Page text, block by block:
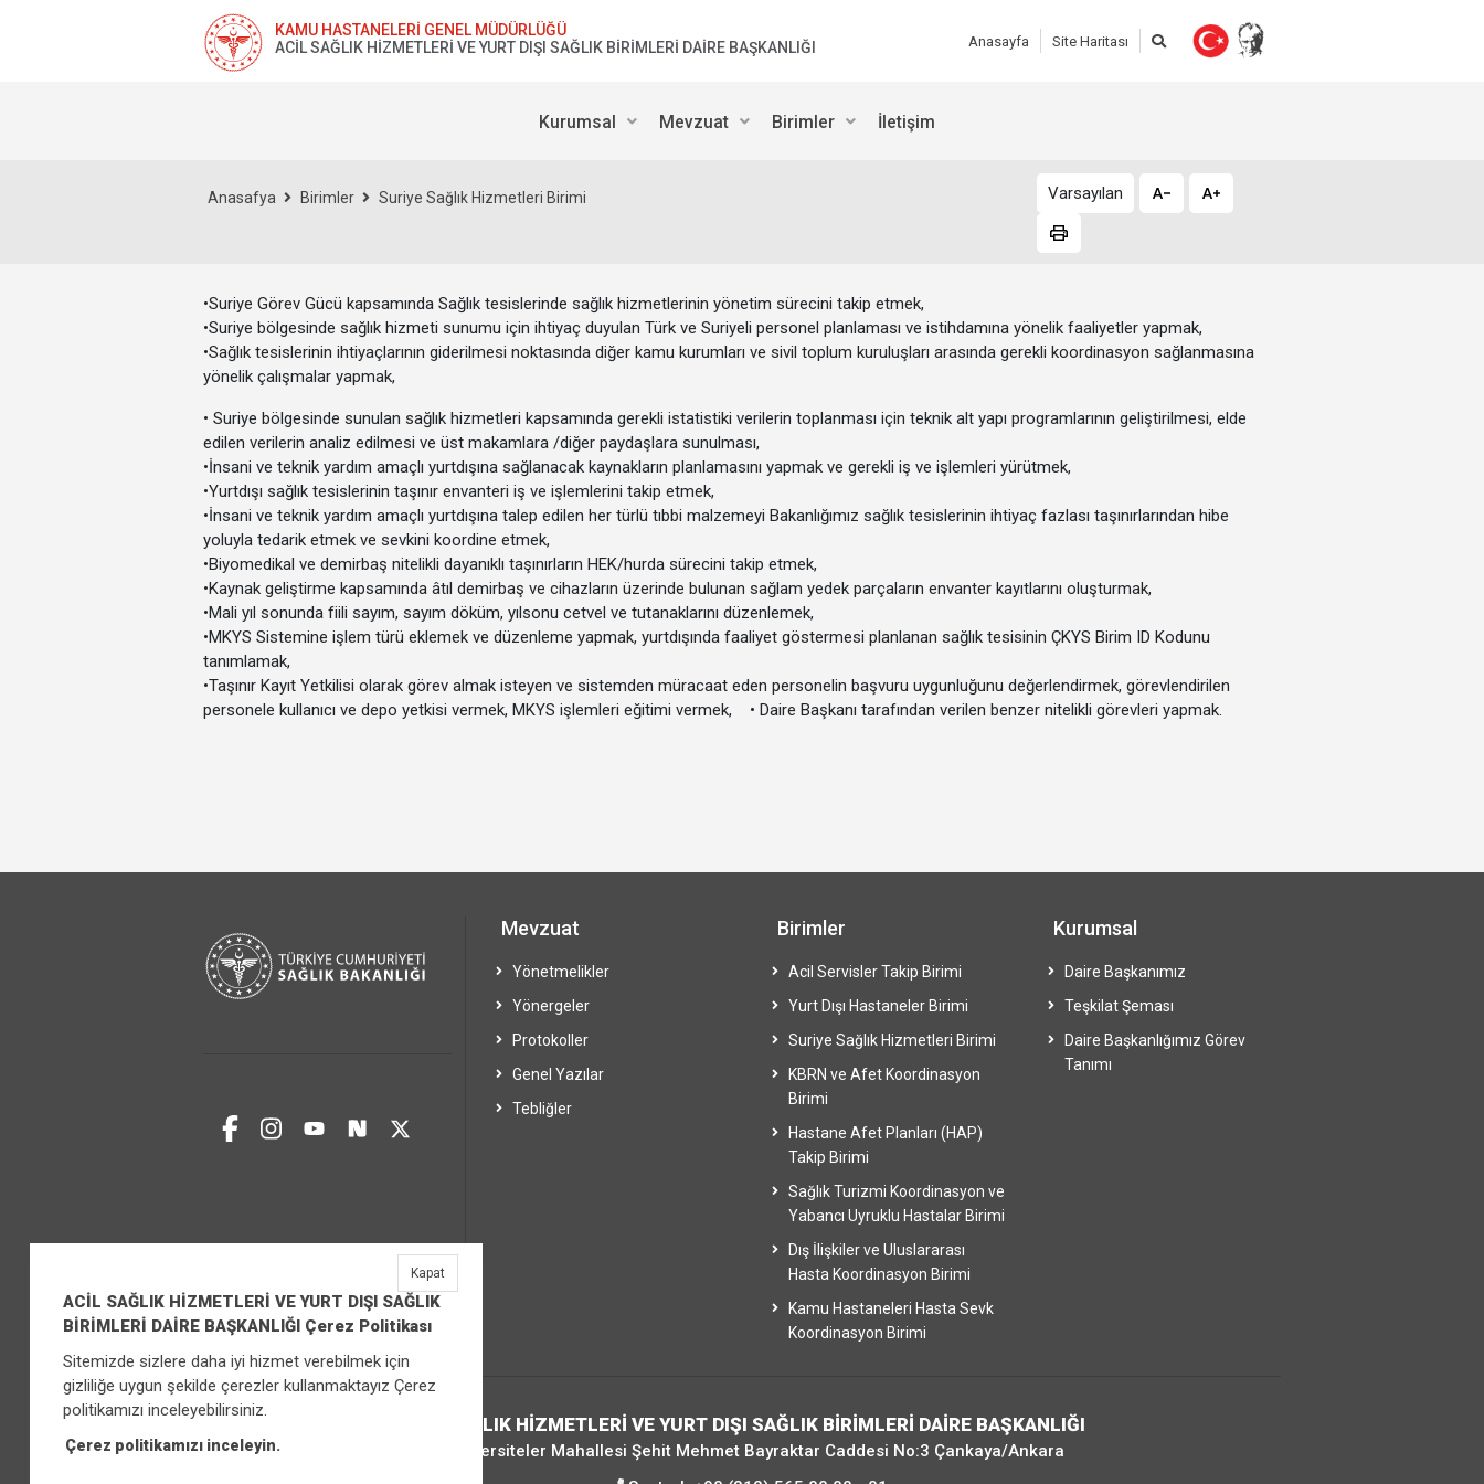
KAMU HASTANELERİ GENEL MÜDÜRLÜĞÜ
ACİL SAĞLIK HİZMETLERİ VE YURT DIŞI SAĞLIK BİRİMLERİ DAİRE BAŞKANLIĞI
Anasayfa Site Haritası
Kurumsal Mevzuat Birimler İletişim
Anasafya Birimler Suriye Sağlık Hizmetleri Birimi Varsayılan
•Suriye Görev Gücü kapsamında Sağlık tesislerinde sağlık hizmetlerinin yönetim sürecini takip etmek,
•Suriye bölgesinde sağlık hizmeti sunumu için ihtiyaç duyulan Türk ve Suriyeli personel planlaması ve istihdamına yönelik faaliyetler yapmak,
•Sağlık tesislerinin ihtiyaçlarının giderilmesi noktasında diğer kamu kurumları ve sivil toplum kuruluşları arasında gerekli koordinasyon sağlanmasına
yönelik çalışmalar yapmak,
• Suriye bölgesinde sunulan sağlık hizmetleri kapsamında gerekli istatistiki verilerin toplanması için teknik alt yapı programlarının geliştirilmesi, elde
edilen verilerin analiz edilmesi ve üst makamlara /diğer paydaşlara sunulması,
•İnsani ve teknik yardım amaçlı yurtdışına sağlanacak kaynakların planlamasını yapmak ve gerekli iş ve işlemleri yürütmek,
•Yurtdışı sağlık tesislerinin taşınır envanteri iş ve işlemlerini takip etmek,
•İnsani ve teknik yardım amaçlı yurtdışına talep edilen her türlü tıbbi malzemeyi Bakanlığımız sağlık tesislerinin ihtiyaç fazlası taşınırlarından hibe
yoluyla tedarik etmek ve sevkini koordine etmek,
•Biyomedikal ve demirbaş nitelikli dayanıklı taşınırların HEK/hurda sürecini takip etmek,
•Kaynak geliştirme kapsamında âtıl demirbaş ve cihazların üzerinde bulunan sağlam yedek parçaların envanter kayıtlarını oluşturmak,
•Mali yıl sonunda fiili sayım, sayım döküm, yılsonu cetvel ve tutanaklarını düzenlemek,
•MKYS Sistemine işlem türü eklemek ve düzenleme yapmak, yurtdışında faaliyet göstermesi planlanan sağlık tesisinin ÇKYS Birim ID Kodunu
tanımlamak,
•Taşınır Kayıt Yetkilisi olarak görev almak isteyen ve sistemden müracaat eden personelin başvuru uygunluğunu değerlendirmek, görevlendirilen
personele kullanıcı ve depo yetkisi vermek, MKYS işlemleri eğitimi vermek, • Daire Başkanı tarafından verilen benzer nitelikli görevleri yapmak.
Mevzuat
Yönetmelikler
Yönergeler
Protokoller
Genel Yazılar
Tebliğler
Birimler
Acil Servisler Takip Birimi
Yurt Dışı Hastaneler Birimi
Suriye Sağlık Hizmetleri Birimi
KBRN ve Afet Koordinasyon
Birimi
Hastane Afet Planları (HAP)
Takip Birimi
Sağlık Turizmi Koordinasyon ve
Yabancı Uyruklu Hastalar Birimi
Dış İlişkiler ve Uluslararası
Hasta Koordinasyon Birimi
Kamu Hastaneleri Hasta Sevk
Koordinasyon Birimi
Kurumsal
Daire Başkanımız
Teşkilat Şeması
Daire Başkanlığımız Görev
Tanımı
ACİL SAĞLIK HİZMETLERİ VE YURT DIŞI SAĞLIK BİRİMLERİ DAİRE BAŞKANLIĞI
Üniversiteler Mahallesi Şehit Mehmet Bayraktar Caddesi No:3 Çankaya/Ankara
ACİL SAĞLIK HİZMETLERİ VE YURT DIŞI SAĞLIK
BİRİMLERİ DAİRE BAŞKANLIĞI Çerez Politikası
Sitemizde sizlere daha iyi hizmet verebilmek için
gizliliğe uygun şekilde çerezler kullanmaktayız Çerez
politikamızı inceleyebilirsiniz.
Çerez politikamızı inceleyin.
Kapat